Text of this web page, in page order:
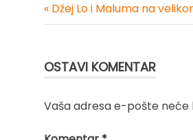
Kretanje
« Džej Lo i Maluma na
OSTAVI KOMENTAR
Vaša adresa e-pošte neće